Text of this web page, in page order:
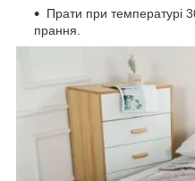
Прати при температурі
прання.